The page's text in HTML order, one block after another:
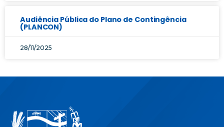
Audiência Pública do Plano de Contingência
(PLANCON)
28/11/2025